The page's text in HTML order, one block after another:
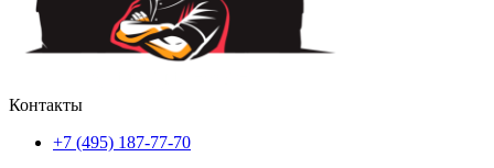
Контакты
+7 (495) 187-77-70